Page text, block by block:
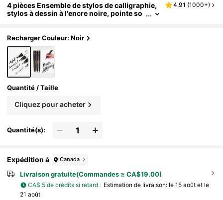
4 pièces Ensemble de stylos de calligraphie,
stylos à dessin à l'encre noire, pointe so
ustration à l'aquarelle, essentiel pour la rentr
ée scolaire
4.91 (1000+)
Recharger Couleur: Noir
Quantité / Taille
Cliquez pour acheter
Quantité(s):
Expédition à Canada
Livraison gratuite(Commandes ≥ CA$19.00)
CA$ 5 de crédits si retard Estimation de livraison: le 15 août et le
21 août